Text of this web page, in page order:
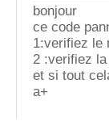
bonjour
ce code
1:verifiez le
2 :verifiez
et si tout
a+